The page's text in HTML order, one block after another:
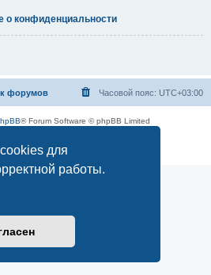
для
работы.
о конфиденциальности
форумов Часовой пояс: UTC+03:00
® Forum Software © phpBB Limited
|Правила